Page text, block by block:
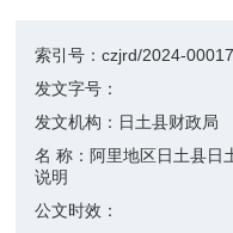
索引号：czjrd/2024-00017
发文字号：
发文机构： 日土县财政局
名 称： 阿里地区日土县日
说明
公文时效：